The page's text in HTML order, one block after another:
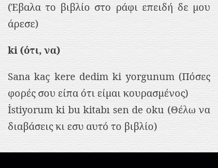
(Έβαλα το βιβλίο στο ράφι επειδή δε μου
άρεσε)
ki (ότι, να)
Sana kaç kere dedim ki yorgunum (Πόσες
φορές σου είπα ότι είμαι κουρασμένος)
İstiyorum ki bu kitabı sen de oku (Θέλω να
διαβάσεις κι εσυ αυτό το βιβλίο)